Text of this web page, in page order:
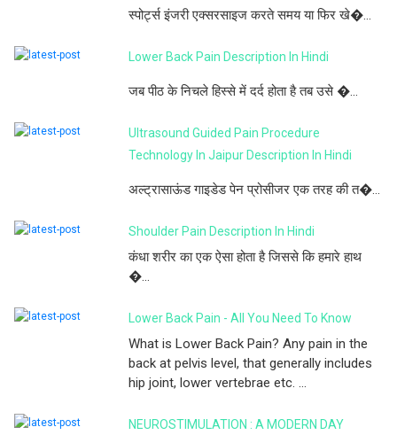
स्पोर्ट्स इंजरी एक्सरसाइज करते समय या फिर खे�...
Lower Back Pain Description In Hindi
जब पीठ के निचले हिस्से में दर्द होता है तब उसे �...
Ultrasound Guided Pain Procedure
Technology In Jaipur Description In Hindi
अल्ट्रासाऊंड गाइडेड पेन प्रोसीजर एक तरह की त�...
Shoulder Pain Description In Hindi
कंधा शरीर का एक ऐसा होता है जिससे कि हमारे हाथ
�...
Lower Back Pain - All You Need To Know
What is Lower Back Pain? Any pain in the
back at pelvis level, that generally includes
hip joint, lower vertebrae etc. ...
NEUROSTIMULATION : A MODERN DAY